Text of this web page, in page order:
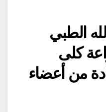
الطبي
كلى
من أعضاء